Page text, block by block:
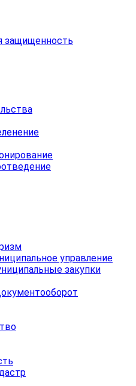
защищенность
управление
закупки